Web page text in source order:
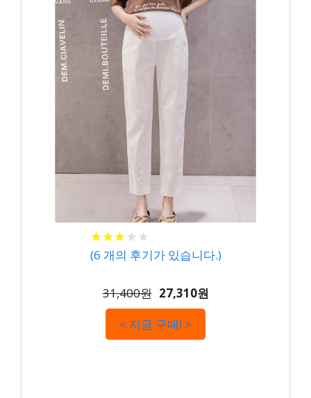
★★★★ ★
★★★★ ★
(6 개의 후기가 있습니다.)
31,400원 27,310원
< 지금 구매! >